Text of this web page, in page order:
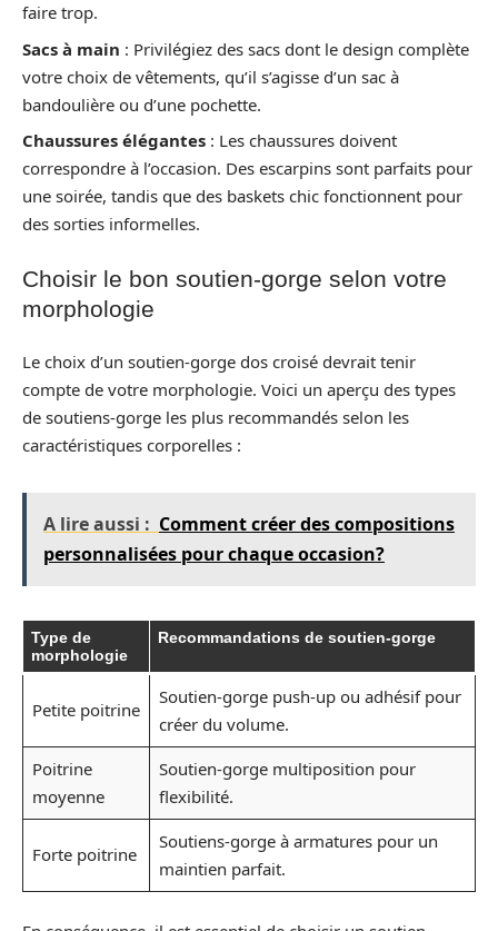
faire trop.
Sacs à main : Privilégiez des sacs dont le design complète
votre choix de vêtements, qu’il s’agisse d’un sac à
bandoulière ou d’une pochette.
Chaussures élégantes : Les chaussures doivent
correspondre à l’occasion. Des escarpins sont parfaits pour
une soirée, tandis que des baskets chic fonctionnent pour
des sorties informelles.
Choisir le bon soutien-gorge selon votre
morphologie
Le choix d’un soutien-gorge dos croisé devrait tenir
compte de votre morphologie. Voici un aperçu des types
de soutiens-gorge les plus recommandés selon les
caractéristiques corporelles :
A lire aussi : Comment créer des compositions
personnalisées pour chaque occasion?
Type de
morphologie
Recommandations de soutien-gorge
Petite poitrine
Soutien-gorge push-up ou adhésif pour
créer du volume.
Poitrine
moyenne
Soutien-gorge multiposition pour
flexibilité.
Forte poitrine
Soutiens-gorge à armatures pour un
maintien parfait.